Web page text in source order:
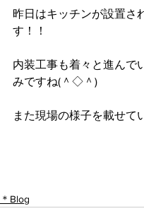
昨日はキッチンが設置さ
す！！
内装工事も着々と進んで
みですね(＾◇＾)
また現場の様子を載せて
＊Blog